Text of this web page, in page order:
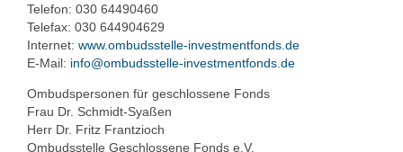
Telefon: 030 64490460
Telefax: 030 644904629
Internet: www.ombudsstelle-investmentfonds.de
E-Mail: info@ombudsstelle-investmentfonds.de
Ombudspersonen für geschlossene Fonds
Frau Dr. Schmidt-Syaßen
Herr Dr. Fritz Frantzioch
Ombudsstelle Geschlossene Fonds e.V.